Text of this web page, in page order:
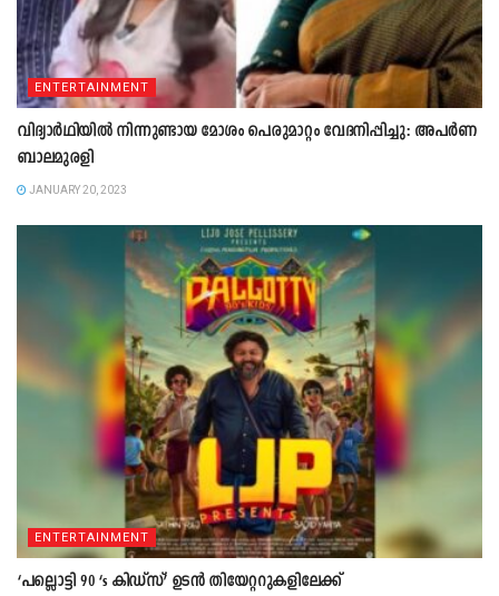
ENTERTAINMENT
വിദ്യാർഥിയിൽ നിന്നുണ്ടായ മോശം പെരുമാറ്റം വേദനിപ്പിച്ചു: അപർണ
ബാലമുരളി
JANUARY 20, 2023
ENTERTAINMENT
‘പല്ലൊട്ടി 90 ‘s കിഡ്‌സ്’ ഉടൻ തിയേറ്ററുകളിലേക്ക്